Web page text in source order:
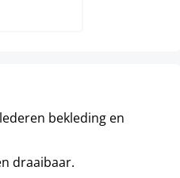
bekleding en
draaibaar.